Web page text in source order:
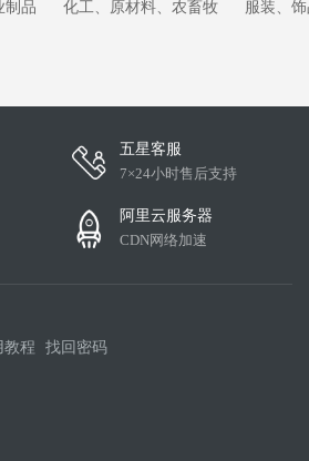
制品 化工、原材料、农畜牧 服装、
五星客服
7×24小时售后支持
阿里云服务器
CDN网络加速
教程 找回密码